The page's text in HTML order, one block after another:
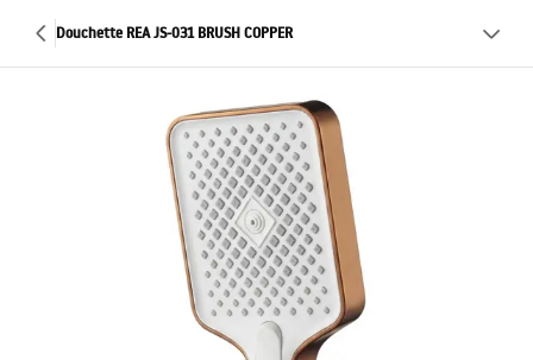
Douchette REA JS-031 BRUSH COPPER